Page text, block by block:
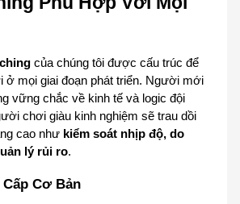
của chúng tôi được cấu trúc để
ở mọi giai đoạn phát triển. Người mới
vững chắc về kinh tế và logic đội
chơi giàu kinh nghiệm sẽ trau dồi
cao như kiểm soát nhịp độ, do
lý rủi ro.
Cơ Bản